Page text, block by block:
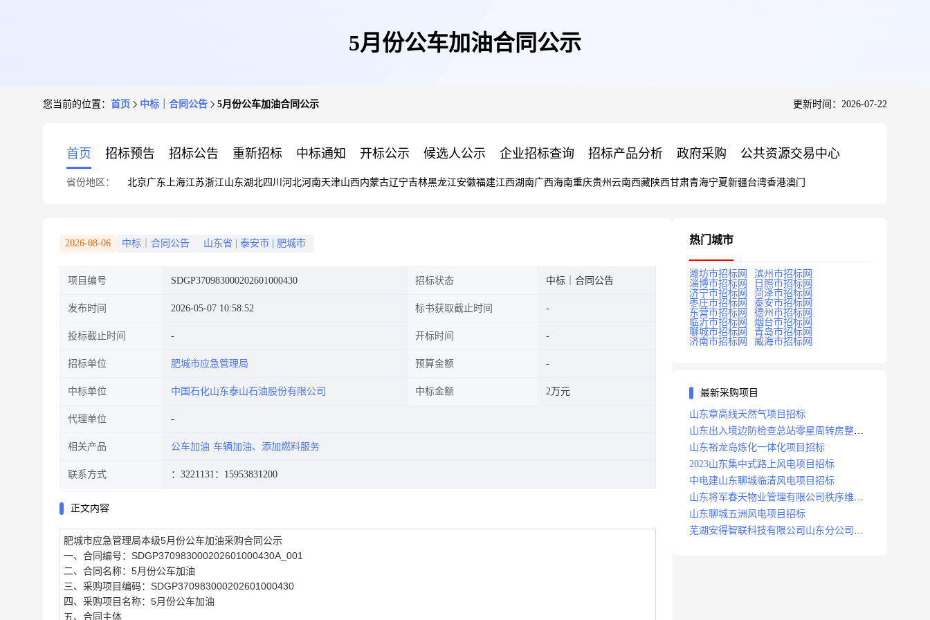
5月份公车加油合同公示
您当前的位置： 首页 中标｜合同公告 5月份公车加油合同公示 更新时间：2026-07-22
首页 招标预告 招标公告 重新招标 中标通知 开标公示 候选人公示 企业招标查询 招标产品分析 政府采购 公共资源交易中心
省份地区： 北京广东 上海江苏浙江山东湖北四川 河北河南天津山西内蒙古辽宁吉林黑龙江安徽福建江西湖南广西海南重庆贵州 云南西藏陕西甘肃青海宁夏新疆台湾香港澳门
2026-08-06 中标｜合同公告 山东省 泰安市 肥城市
项目编号 SDGP370983000202601000430 招标状态 中标｜合同公告
发布时间 2026-05-07 10:58:52 标书获取截止时间
投标截止时间 开标时间
招标单位 肥城市应急管理局 预算金额
中标单位 中国石化山东泰山石油股份有限公司 中标金额 2万元
代理单位
相关产品 公车加油 车辆加油、添加燃料服务
联系方式 ：3221131 ：15953831200
正文内容
肥城市应急管理局本级5月份公车加油采购合同公示
一、合同编号：SDGP370983000202601000430A_001
二、合同名称：5月份公车加油
三、采购项目编码：SDGP370983000202601000430
四、采购项目名称：5月份公车加油
五、合同主体
热门城市
潍坊市招标网
滨州市招标网
淄博市招标网
日照市招标网
济宁市招标网
菏泽市招标网
枣庄市招标网
泰安市招标网
东营市招标网
德州市招标网
临沂市招标网
烟台市招标网
聊城市招标网
青岛市招标网
济南市招标网
威海市招标网
最新采购项目
山东章高线天然气项目招标
山东出入境边防检查总站零星周转房整修
项目招标中标
山东裕龙岛炼化一体化项目招标
2023山东集中式路上风电项目招标
中电建山东聊城临清风电项目招标
山东将军春天物业管理有限公司秩序维护
服务项目招标公告
山东聊城五洲风电项目招标
芜湖安得智联科技有限公司山东分公司济